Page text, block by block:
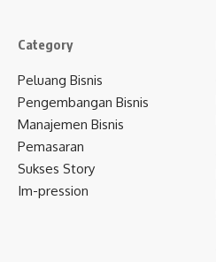
Category
Peluang Bisnis
Pengembangan Bisnis
Manajemen Bisnis
Pemasaran
Sukses Story
Im-pression